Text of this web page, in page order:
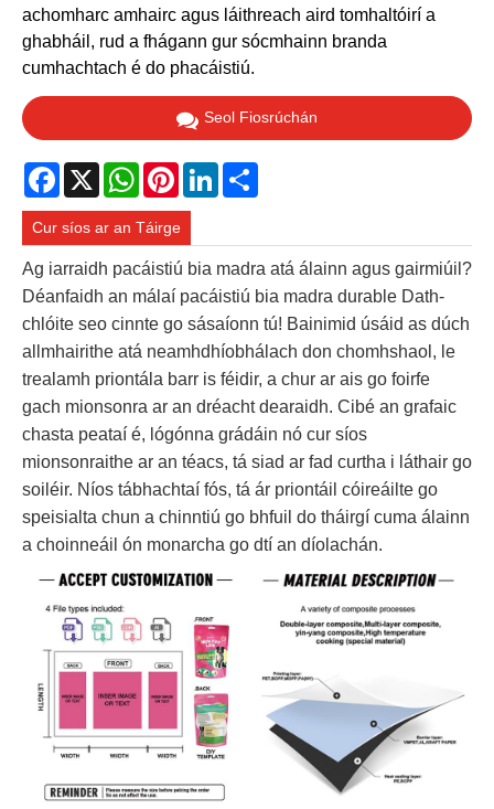
achomharc amhairc agus láithreach aird tomhaltóirí a
ghabháil, rud a fhágann gur sócmhainn branda
cumhachtach é do phacáistiú.
Seol Fiosrúchán
Facebook
X WhatsAppPinterestLinkedIn
Cur síos ar an Táirge
Ag iarraidh pacáistiú bia madra atá álainn agus gairmiúil?
Déanfaidh an málaí pacáistiú bia madra durable Dath-
chlóite seo cinnte go sásaíonn tú! Bainimid úsáid as dúch
allmhairithe atá neamhdhíobhálach don chomhshaol, le
trealamh priontála barr is féidir, a chur ar ais go foirfe
gach mionsonra ar an dréacht dearaidh. Cibé an grafaic
chasta peataí é, lógónna grádáin nó cur síos
mionsonraithe ar an téacs, tá siad ar fad curtha i láthair go
soiléir. Níos tábhachtaí fós, tá ár priontáil cóireáilte go
speisialta chun a chinntiú go bhfuil do tháirgí cuma álainn
a choinneáil ón monarcha go dtí an díolachán.